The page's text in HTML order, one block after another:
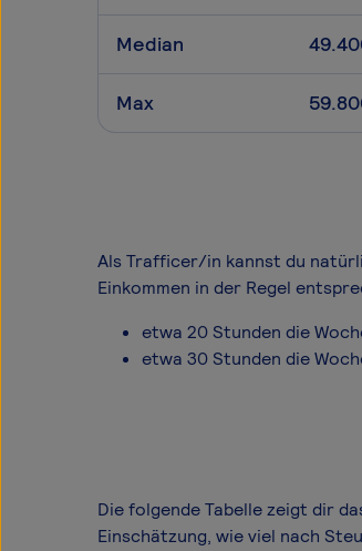
Median
Max
Als Trafficer/in kannst du
Einkommen in der Regel
etwa 20 Stunden die
etwa 30 Stunden die
Die folgende Tabelle zeigt dir
Einschätzung, wie viel nach